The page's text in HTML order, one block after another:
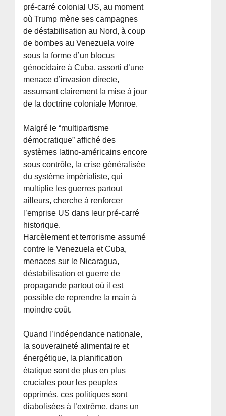
pré-carré colonial US, au moment
où Trump mène ses campagnes
de déstabilisation au Nord, à coup
de bombes au Venezuela voire
sous la forme d’un blocus
génocidaire à Cuba, assorti d’une
menace d’invasion directe,
assumant clairement la mise à jour
de la doctrine coloniale Monroe.
Malgré le “multipartisme
démocratique” affiché des
systèmes latino-américains encore
sous contrôle, la crise généralisée
du système impérialiste, qui
multiplie les guerres partout
ailleurs, cherche à renforcer
l’emprise US dans leur pré-carré
historique.
Harcèlement et terrorisme assumé
contre le Venezuela et Cuba,
menaces sur le Nicaragua,
déstabilisation et guerre de
propagande partout où il est
possible de reprendre la main à
moindre coût.
Quand l’indépendance nationale,
la souveraineté alimentaire et
énergétique, la planification
étatique sont de plus en plus
cruciales pour les peuples
opprimés, ces politiques sont
diabolisées à l’extrême, dans un